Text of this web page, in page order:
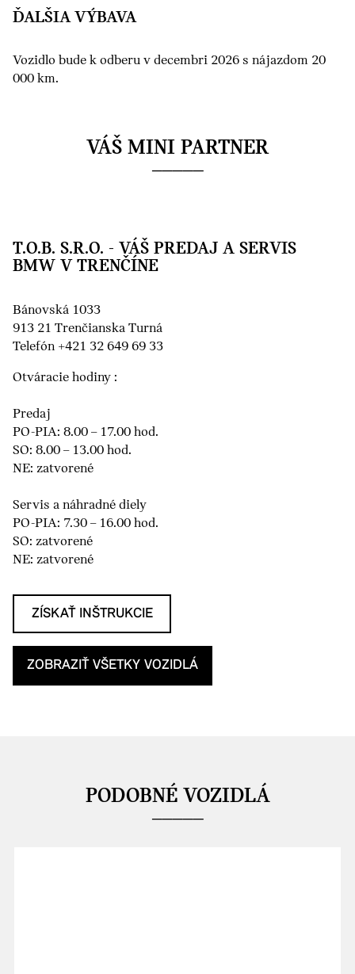
ĎALŠIA VÝBAVA
Vozidlo bude k odberu v decembri 2026 s nájazdom 20
000 km.
VÁŠ MINI PARTNER
T.O.B. S.R.O. - VÁŠ PREDAJ A SERVIS
BMW V TRENČÍNE
Bánovská 1033
913 21 Trenčianska Turná
Telefón +421 32 649 69 33
Otváracie hodiny :
Predaj
PO-PIA: 8.00 – 17.00 hod.
SO: 8.00 – 13.00 hod.
NE: zatvorené
Servis a náhradné diely
PO-PIA: 7.30 – 16.00 hod.
SO: zatvorené
NE: zatvorené
ZÍSKAŤ INŠTRUKCIE
ZOBRAZIŤ VŠETKY VOZIDLÁ
PODOBNÉ VOZIDLÁ